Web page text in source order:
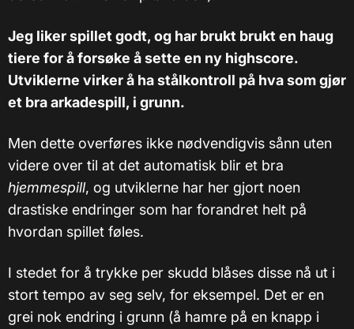
Jeg liker spillet godt, og har brukt brukt en haug
tiere for å forsøke å sette en ny highscore.
Utviklerne virker å ha stålkontroll på hva som gjør
et bra arkadespill, i grunn.
Men dette overføres ikke nødvendigvis sånn uten
videre over til at det automatisk blir et bra
hjemmespill, og utviklerne har her gjort noen
drastiske endringer som har forandret helt på
hvordan spillet føles.
I stedet for å trykke per skudd blåses disse nå ut i
stort tempo av seg selv, for eksempel. Det er en
grei nok endring i grunn (å hamre på en knapp i